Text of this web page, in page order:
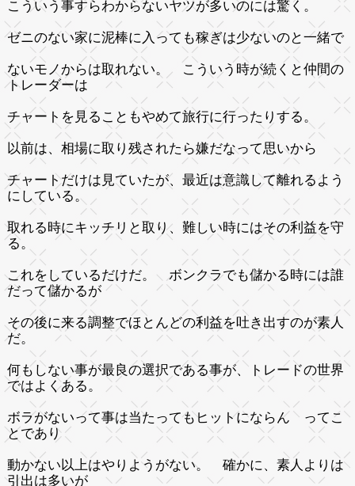
こういう事すらわからないヤツが多いのには驚く。
ゼニのない家に泥棒に入っても稼ぎは少ないのと一緒で
ないモノからは取れない。 こういう時が続くと仲間の
トレーダーは
チャートを見ることもやめて旅行に行ったりする。
以前は、相場に取り残されたら嫌だなって思いから
チャートだけは見ていたが、最近は意識して離れるよう
にしている。
取れる時にキッチリと取り、難しい時にはその利益を守
る。
これをしているだけだ。 ボンクラでも儲かる時には誰
だって儲かるが
その後に来る調整でほとんどの利益を吐き出すのが素人
だ。
何もしない事が最良の選択である事が、トレードの世界
ではよくある。
ボラがないって事は当たってもヒットにならん ってこ
とであり
動かない以上はやりようがない。 確かに、素人よりは
引出は多いが